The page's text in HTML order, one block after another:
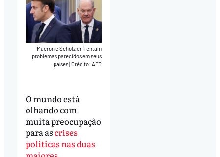
Macron e Scholz enfrentam
problemas parecidos em seus
países|Crédito: AFP
O mundo está
olhando com
muita preocupação
para ascrises
políticas nas duas